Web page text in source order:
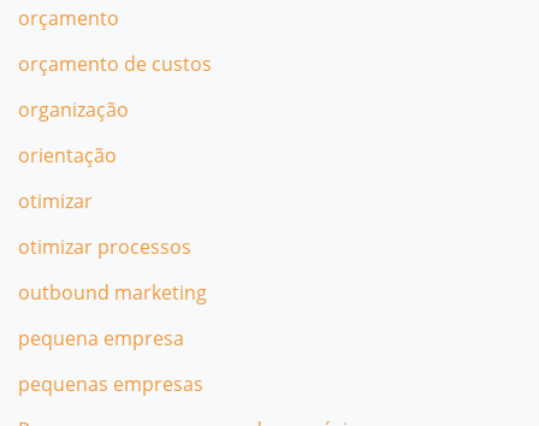
orçamento
orçamento de custos
organização
orientação
otimizar
otimizar processos
outbound marketing
pequena empresa
pequenas empresas